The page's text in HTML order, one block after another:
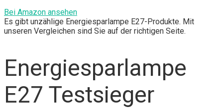
Bei Amazon ansehen
Es gibt unzählige Energiesparlampe E27-Produkte. Mit
unseren Vergleichen sind Sie auf der richtigen Seite.
Energiesparlampe
E27 Testsieger